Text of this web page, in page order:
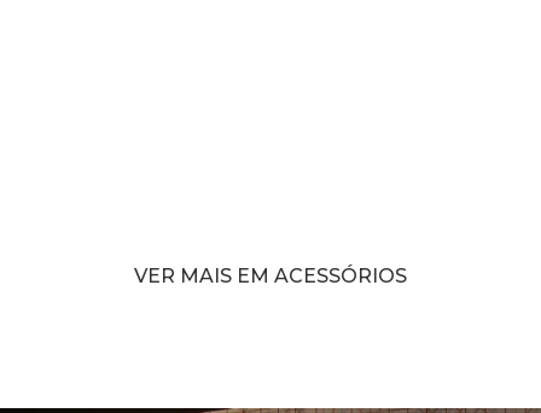
VER MAIS EM ACESSÓRIOS